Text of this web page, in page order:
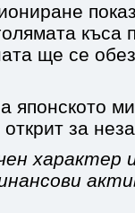
къса
ще се
японското
за
характер